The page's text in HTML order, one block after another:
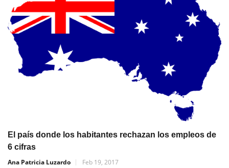
El país donde los habitantes rechazan los empleos de
6 cifras
Ana Patricia Luzardo
Feb 19, 2017